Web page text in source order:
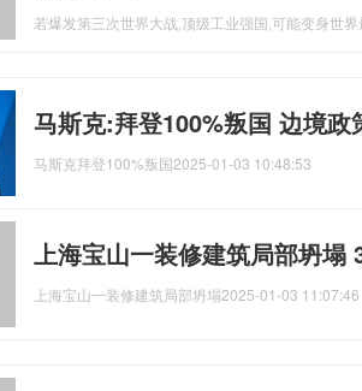
若爆发第三次世界大战,顶级工业强国,可能变身世
马斯克:拜登100%叛国 边境政
马斯克拜登100%叛国2025-01-03 10:48:53
上海宝山一装修建筑局部坍塌
上海宝山一装修建筑局部坍塌2025-01-03 11:07:46